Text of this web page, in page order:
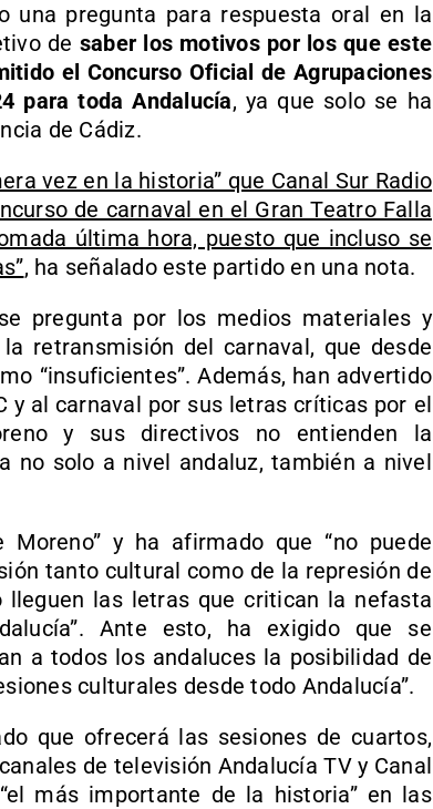
una pregunta para respuesta oral en la
de saber los motivos por los que este
el Concurso Oficial de Agrupaciones
para toda Andalucía, ya que solo se ha
de Cádiz.
vez en la historia” que Canal Sur Radio
de carnaval en el Gran Teatro Falla
última hora, puesto que incluso se
, ha señalado este partido en una nota.
pregunta por los medios materiales y
retransmisión del carnaval, que desde
“insuficientes”. Además, han advertido
y al carnaval por sus letras críticas por el
y sus directivos no entienden la
no solo a nivel andaluz, también a nivel
y ha afirmado que “no puede
tanto cultural como de la represión de
las letras que critican la nefasta
Ante esto, ha exigido que se
a todos los andaluces la posibilidad de
culturales desde todo Andalucía”.
que ofrecerá las sesiones de cuartos,
de televisión Andalucía TV y Canal
más importante de la historia” en las